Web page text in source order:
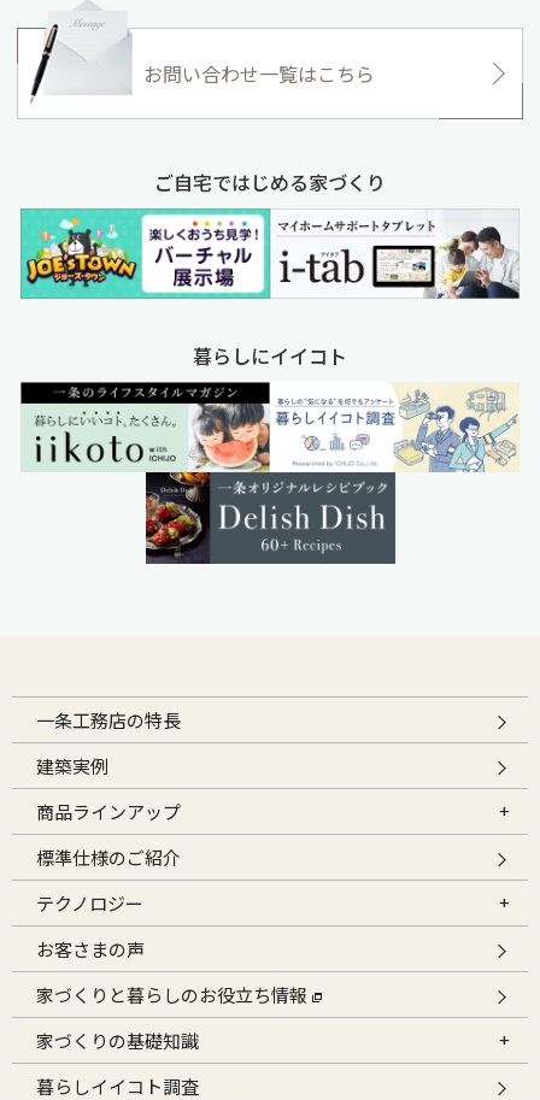
お問い合わせ一覧はこちら
ご自宅ではじめる家づくり
暮らしにイイコト
一条工務店の特長
建築実例
商品ラインアップ
標準仕様のご紹介
テクノロジー
お客さまの声
家づくりと暮らしのお役立ち情報
家づくりの基礎知識
暮らしイイコト調査